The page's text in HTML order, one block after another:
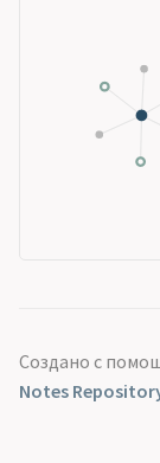
Создано с
Notes